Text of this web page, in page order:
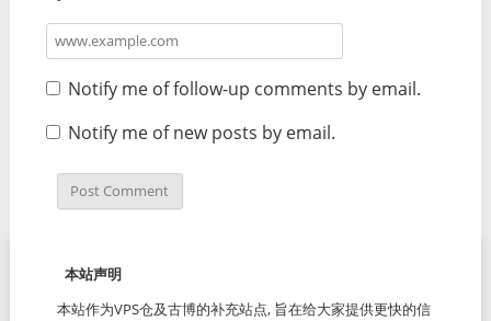
Notify me of follow-up comments by email.
Notify me of new posts by email.
本站声明
本站作为VPS仓及古博的补充站点, 旨在给大家提供更快的信